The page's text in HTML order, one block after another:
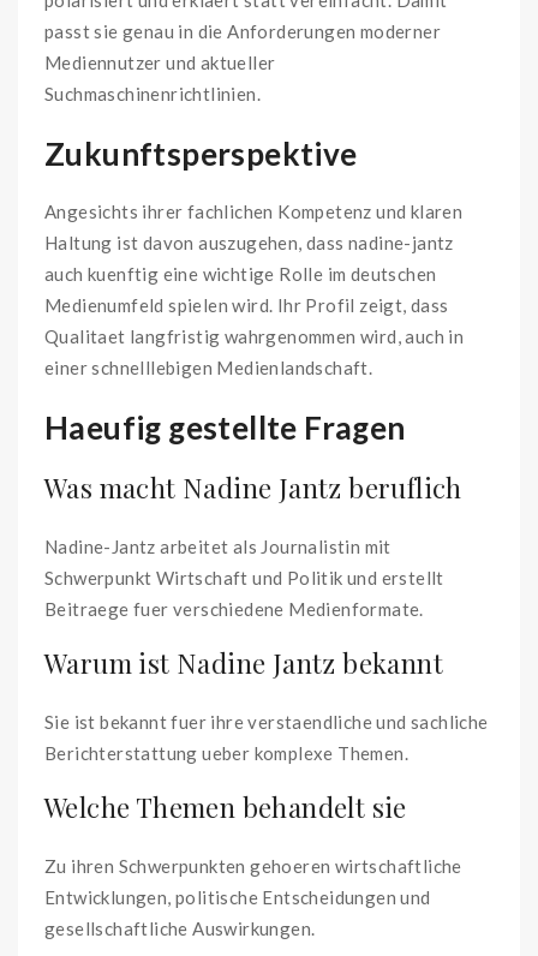
passt sie genau in die Anforderungen moderner
Mediennutzer und aktueller
Suchmaschinenrichtlinien.
Zukunftsperspektive
Angesichts ihrer fachlichen Kompetenz und klaren
Haltung ist davon auszugehen, dass nadine-jantz
auch kuenftig eine wichtige Rolle im deutschen
Medienumfeld spielen wird. Ihr Profil zeigt, dass
Qualitaet langfristig wahrgenommen wird, auch in
einer schnelllebigen Medienlandschaft.
Haeufig gestellte Fragen
Was macht Nadine Jantz beruflich
Nadine-Jantz arbeitet als Journalistin mit
Schwerpunkt Wirtschaft und Politik und erstellt
Beitraege fuer verschiedene Medienformate.
Warum ist Nadine Jantz bekannt
Sie ist bekannt fuer ihre verstaendliche und sachliche
Berichterstattung ueber komplexe Themen.
Welche Themen behandelt sie
Zu ihren Schwerpunkten gehoeren wirtschaftliche
Entwicklungen, politische Entscheidungen und
gesellschaftliche Auswirkungen.